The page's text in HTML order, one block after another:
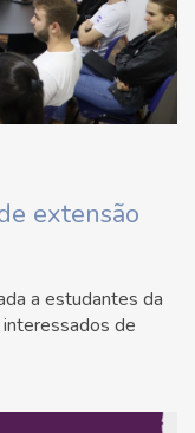
extensão
a estudantes da
de